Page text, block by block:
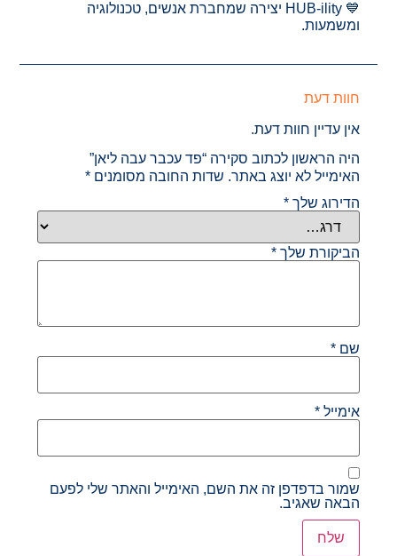
💙 HUB-ility יצירה שמחברת אנשים, טכנולוגיה
ומשמעות.
חוות דעת
אין עדיין חוות דעת.
היה הראשון לכתוב סקירה “פד עכבר עבה ליאן”
האימייל לא יוצג באתר. שדות החובה מסומנים*
הדירוג שלך*
הביקורת שלך*
שם*
אימייל*
שמור בדפדפן זה את השם, האימייל והאתר שלי לפעם
הבאה שאגיב.